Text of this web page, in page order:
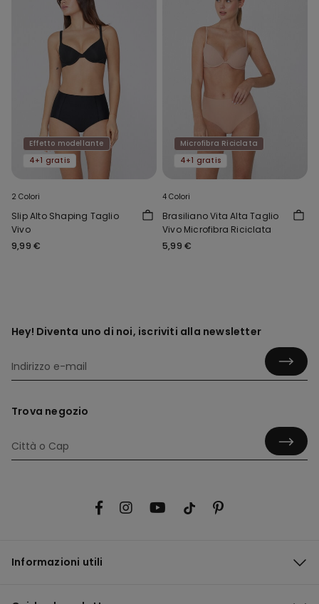
Effetto modellante
4+1 gratis
2 Colori
Slip Alto Shaping Taglio
Vivo
9,99 €
Microfibra Riciclata
4+1 gratis
4 Colori
Brasiliano Vita Alta Taglio
Vivo Microfibra Riciclata
5,99 €
Hey! Diventa uno di noi, iscriviti alla newsletter
Trova negozio
Informazioni utili